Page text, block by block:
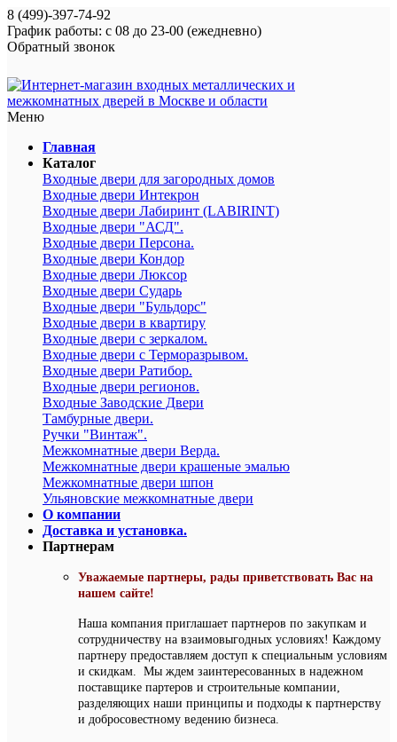
8 (499)-397-74-92
График работы: с 08 до 23-00 (ежедневно)
Обратный звонок
Меню
Главная
Каталог
Входные двери для загородных домов
Входные двери Интекрон
Входные двери Лабиринт (LABIRINT)
Входные двери "АСД".
Входные двери Персона.
Входные двери Кондор
Входные двери Люксор
Входные двери Сударь
Входные двери "Бульдорс"
Входные двери в квартиру
Входные двери с зеркалом.
Входные двери с Терморазрывом.
Входные двери Ратибор.
Входные двери регионов.
Входные Заводские Двери
Тамбурные двери.
Ручки "Винтаж".
Межкомнатные двери Верда.
Межкомнатные двери крашеные эмалью
Межкомнатные двери шпон
Ульяновские межкомнатные двери
О компании
Доставка и установка.
Партнерам
Уважаемые партнеры, рады приветствовать Вас на
нашем сайте!
Наша компания приглашает партнеров по закупкам и
сотрудничеству на взаимовыгодных условиях! Каждому
партнеру предоставляем доступ к специальным условиям
и скидкам. Мы ждем заинтересованных в надежном
поставщике партеров и строительные компании,
разделяющих наши принципы и подходы к партнерству
и добросовестному ведению бизнеса.